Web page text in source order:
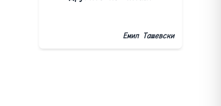
Емил Ташевски